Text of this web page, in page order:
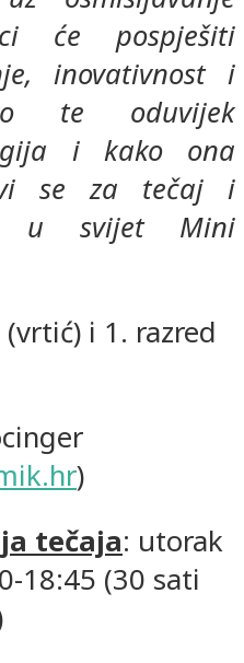
će pospješiti
inovativnost i
te oduvijek
i kako ona
se za tečaj i
u svijet Mini
i 1. razred
)
tečaja: utorak
18:45 (30 sati